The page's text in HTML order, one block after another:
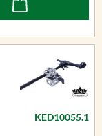
KED10055.1